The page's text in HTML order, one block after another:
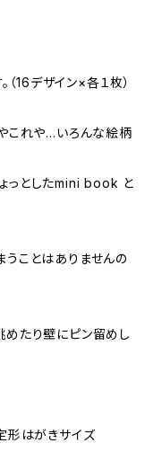
16デザイン×各１枚）
これや…いろんな絵柄
っとしたmini book と
うことはありませんの
めたり壁にピン留めし
はがきサイズ